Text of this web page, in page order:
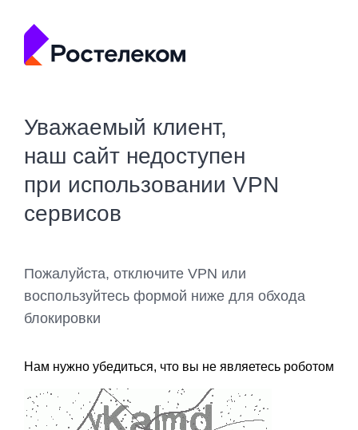
Уважаемый клиент,
наш сайт недоступен
при использовании VPN
сервисов
Пожалуйста, отключите VPN или
воспользуйтесь формой ниже для обхода
блокировки
Нам нужно убедиться, что вы не являетесь роботом